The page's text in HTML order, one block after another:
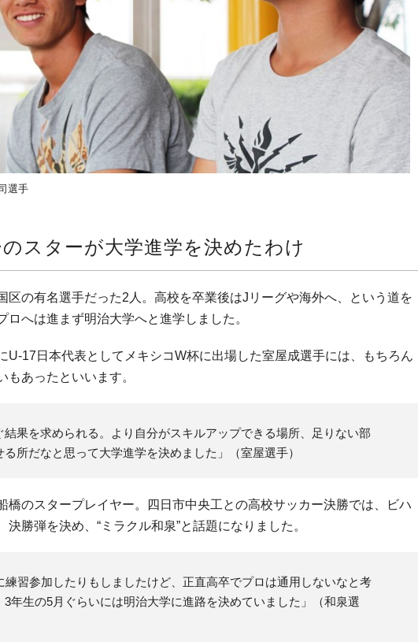
選手
スターが大学進学を決めたわけ
区の有名選手だった2人。高校を卒業後はJリーグや海外へ、という道を
ロへは進まず明治大学へと進学しました。
U-17日本代表としてメキシコW杯に出場した室屋成選手には、もちろん
もあったといいます。
結果を求められる。より自分がスキルアップできる場所、足りない部
所だなと思って大学進学を決めました」（室屋選手）
橋のスタープレイヤー。四日市中央工との高校サッカー決勝では、ビハ
決勝弾を決め、“ミラクル和泉”と話題になりました。
練習参加したりもしましたけど、正直高卒でプロは通用しないなと考
3年生の5月ぐらいには明治大学に進路を決めていました」（和泉選